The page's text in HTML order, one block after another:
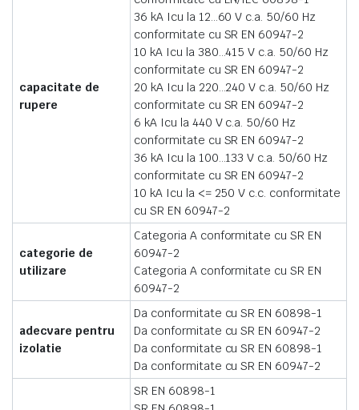
capacitate de
rupere
36 kA Icu la 12…60 V c.a. 50/60 Hz
conformitate cu SR EN 60947-2
10 kA Icu la 380…415 V c.a. 50/60 Hz
conformitate cu SR EN 60947-2
20 kA Icu la 220…240 V c.a. 50/60 Hz
conformitate cu SR EN 60947-2
6 kA Icu la 440 V c.a. 50/60 Hz
conformitate cu SR EN 60947-2
36 kA Icu la 100…133 V c.a. 50/60 Hz
conformitate cu SR EN 60947-2
10 kA Icu la <= 250 V c.c. conformitate
cu SR EN 60947-2
categorie de
utilizare
Categoria A conformitate cu SR EN
60947-2
Categoria A conformitate cu SR EN
60947-2
adecvare pentru
izolatie
Da conformitate cu SR EN 60898-1
Da conformitate cu SR EN 60947-2
Da conformitate cu SR EN 60898-1
Da conformitate cu SR EN 60947-2
SR EN 60898-1